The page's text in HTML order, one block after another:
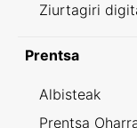
Ziurtagiri
Prentsa
Albisteak
Prentsa